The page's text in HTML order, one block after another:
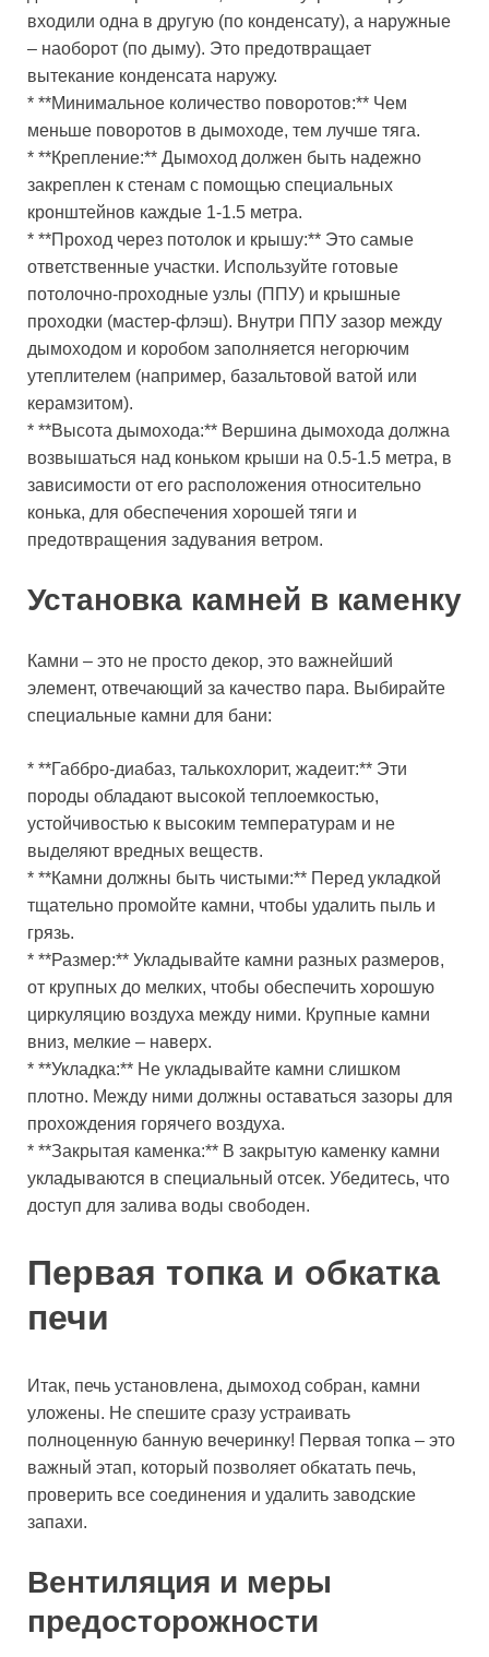
входили одна в другую (по конденсату), а наружные
– наоборот (по дыму). Это предотвращает
вытекание конденсата наружу.
* **Минимальное количество поворотов:** Чем
меньше поворотов в дымоходе, тем лучше тяга.
* **Крепление:** Дымоход должен быть надежно
закреплен к стенам с помощью специальных
кронштейнов каждые 1-1.5 метра.
* **Проход через потолок и крышу:** Это самые
ответственные участки. Используйте готовые
потолочно-проходные узлы (ППУ) и крышные
проходки (мастер-флэш). Внутри ППУ зазор между
дымоходом и коробом заполняется негорючим
утеплителем (например, базальтовой ватой или
керамзитом).
* **Высота дымохода:** Вершина дымохода должна
возвышаться над коньком крыши на 0.5-1.5 метра, в
зависимости от его расположения относительно
конька, для обеспечения хорошей тяги и
предотвращения задувания ветром.
Установка камней в каменку
Камни – это не просто декор, это важнейший
элемент, отвечающий за качество пара. Выбирайте
специальные камни для бани:
* **Габбро-диабаз, талькохлорит, жадеит:** Эти
породы обладают высокой теплоемкостью,
устойчивостью к высоким температурам и не
выделяют вредных веществ.
* **Камни должны быть чистыми:** Перед укладкой
тщательно промойте камни, чтобы удалить пыль и
грязь.
* **Размер:** Укладывайте камни разных размеров,
от крупных до мелких, чтобы обеспечить хорошую
циркуляцию воздуха между ними. Крупные камни
вниз, мелкие – наверх.
* **Укладка:** Не укладывайте камни слишком
плотно. Между ними должны оставаться зазоры для
прохождения горячего воздуха.
* **Закрытая каменка:** В закрытую каменку камни
укладываются в специальный отсек. Убедитесь, что
доступ для залива воды свободен.
Первая топка и обкатка
печи
Итак, печь установлена, дымоход собран, камни
уложены. Не спешите сразу устраивать
полноценную банную вечеринку! Первая топка – это
важный этап, который позволяет обкатать печь,
проверить все соединения и удалить заводские
запахи.
Вентиляция и меры
предосторожности